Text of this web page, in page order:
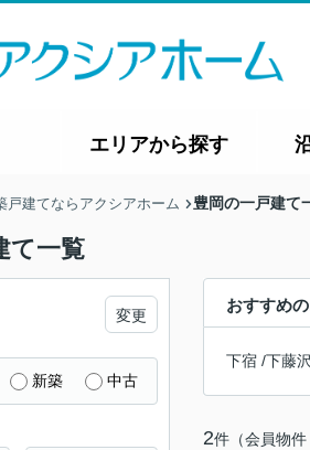
エリアから探す
戸建てならアクシアホーム 豊岡の一戸建て
て一覧
おすすめ
下宿 /下藤沢
2件（会員物件
変更
新築 中古